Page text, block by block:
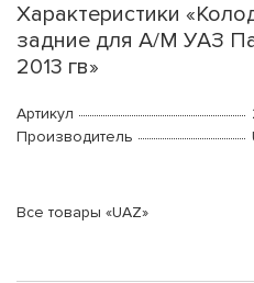
Характеристики
задние для А/М УАЗ
2013 гв»
Артикул
Производитель
Все товары «UAZ»